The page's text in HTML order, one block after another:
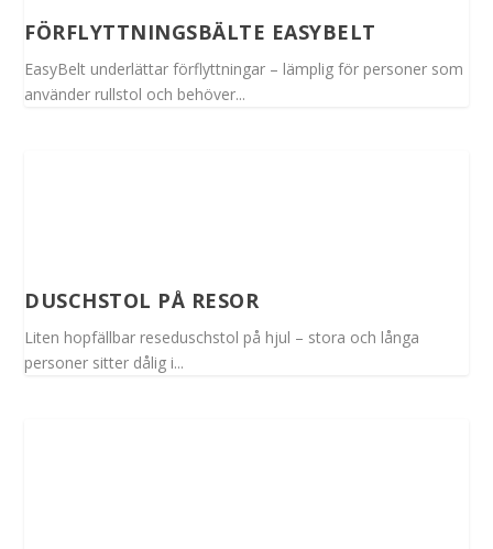
FÖRFLYTTNINGSBÄLTE EASYBELT
EasyBelt underlättar förflyttningar – lämplig för personer som
använder rullstol och behöver...
DUSCHSTOL PÅ RESOR
Liten hopfällbar reseduschstol på hjul – stora och långa
personer sitter dålig i...